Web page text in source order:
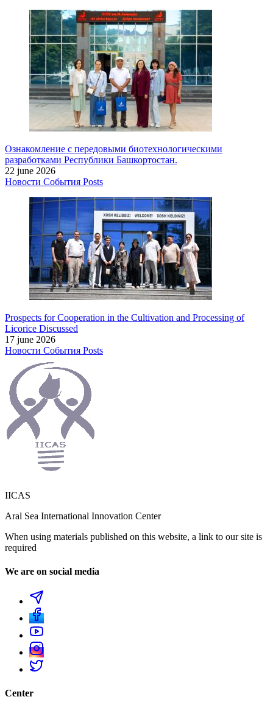
Ознакомление с передовыми биотехнологическими
разработками Республики Башкортостан.
22 june 2026
Новости События Posts
Prospects for Cooperation in the Cultivation and Processing of
Licorice Discussed
17 june 2026
Новости События Posts
IICAS
Aral Sea International Innovation Center
When using materials published on this website, a link to our site is
required
We are on social media
Center